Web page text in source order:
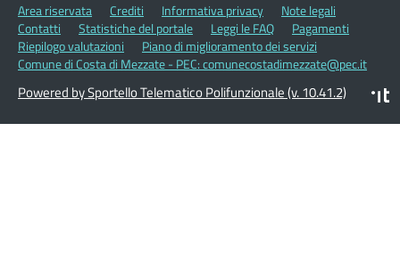
Area riservata Crediti Informativa privacy
Note legali
Contatti
Statistiche del portale Leggi le FAQ
Pagamenti
Riepilogo valutazioni
Piano di miglioramento dei servizi
Comune di Costa di Mezzate - PEC: comunecostadimezzate@pec.it
Powered by Sportello Telematico Polifunzionale (v. 10.41.2)